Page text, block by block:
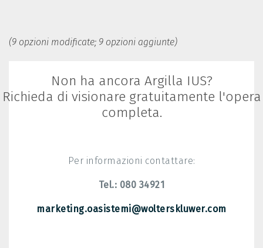
(9 opzioni modificate; 9 opzioni aggiunte)
Non ha ancora Argilla IUS?
Richieda di visionare gratuitamente l'opera
completa.
Per informazioni contattare:
Tel.: 080 34921
marketing.oasistemi@wolterskluwer.com